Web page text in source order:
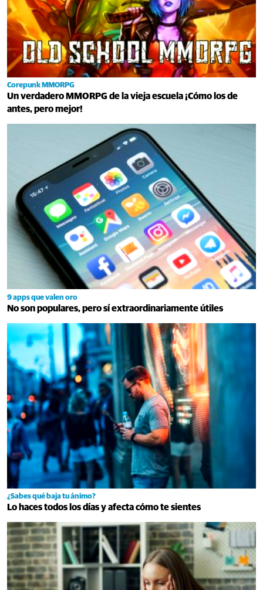
Corepunk MMORPG
Un verdadero MMORPG de la vieja escuela ¡Cómo los de
antes, pero mejor!
9 apps que valen oro
No son populares, pero sí extraordinariamente útiles
¿Sabes qué baja tu ánimo?
Lo haces todos los días y afecta cómo te sientes